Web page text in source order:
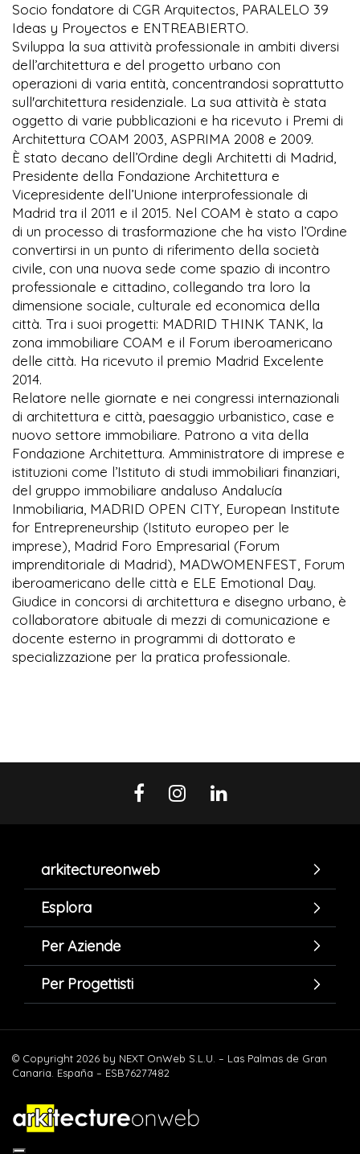
Socio fondatore di CGR Arquitectos, PARALELO 39
Ideas y Proyectos e ENTREABIERTO.
Sviluppa la sua attività professionale in ambiti diversi
dell’architettura e del progetto urbano con
operazioni di varia entità, concentrandosi soprattutto
sull'architettura residenziale. La sua attività è stata
oggetto di varie pubblicazioni e ha ricevuto i Premi di
Architettura COAM 2003, ASPRIMA 2008 e 2009.
È stato decano dell’Ordine degli Architetti di Madrid,
Presidente della Fondazione Architettura e
Vicepresidente dell’Unione interprofessionale di
Madrid tra il 2011 e il 2015. Nel COAM è stato a capo
di un processo di trasformazione che ha visto l’Ordine
convertirsi in un punto di riferimento della società
civile, con una nuova sede come spazio di incontro
professionale e cittadino, collegando tra loro la
dimensione sociale, culturale ed economica della
città. Tra i suoi progetti: MADRID THINK TANK, la
zona immobiliare COAM e il Forum iberoamericano
delle città. Ha ricevuto il premio Madrid Excelente
2014.
Relatore nelle giornate e nei congressi internazionali
di architettura e città, paesaggio urbanistico, case e
nuovo settore immobiliare. Patrono a vita della
Fondazione Architettura. Amministratore di imprese e
istituzioni come l’Istituto di studi immobiliari finanziari,
del gruppo immobiliare andaluso Andalucía
Inmobiliaria, MADRID OPEN CITY, European Institute
for Entrepreneurship (Istituto europeo per le
imprese), Madrid Foro Empresarial (Forum
imprenditoriale di Madrid), MADWOMENFEST, Forum
iberoamericano delle città e ELE Emotional Day.
Giudice in concorsi di architettura e disegno urbano, è
collaboratore abituale di mezzi di comunicazione e
docente esterno in programmi di dottorato e
specializzazione per la pratica professionale.
arkitectureonweb
Esplora
Per Aziende
Per Progettisti
© Copyright 2026 by NEXT OnWeb S.L.U. – Las Palmas de Gran
Canaria. España – ESB76277482